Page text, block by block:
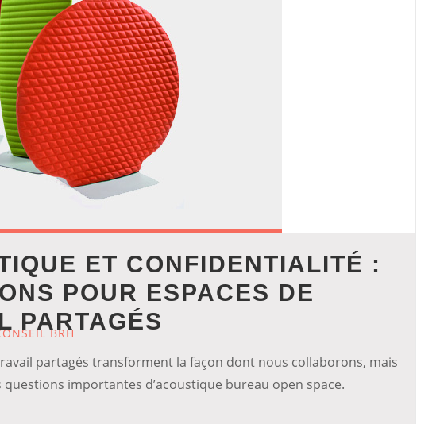
ET CONFIDENTIALITÉ :
POUR ESPACES DE
PARTAGÉS
BRH
partagés transforment la façon dont nous collaborons, mais
questions importantes d’acoustique bureau open space.